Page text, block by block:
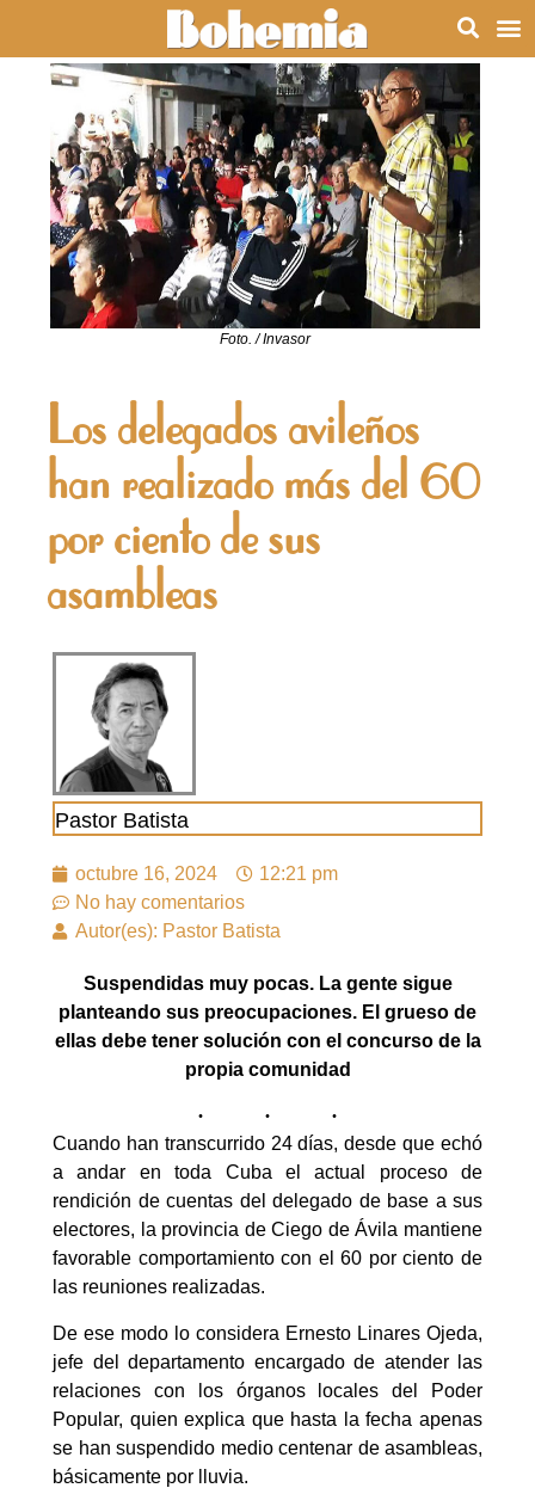
Foto. / Invasor
Los delegados avileños
han realizado más del 60
por ciento de sus
asambleas
Pastor Batista
octubre 16, 2024
12:21 pm
No hay comentarios
Autor(es): Pastor Batista
Suspendidas muy pocas. La gente sigue
planteando sus preocupaciones. El grueso de
ellas debe tener solución con el concurso de la
propia comunidad
Cuando han transcurrido 24 días, desde que echó
a andar en toda Cuba el actual proceso de
rendición de cuentas del delegado de base a sus
electores, la provincia de Ciego de Ávila mantiene
favorable comportamiento con el 60 por ciento de
las reuniones realizadas.
De ese modo lo considera Ernesto Linares Ojeda,
jefe del departamento encargado de atender las
relaciones con los órganos locales del Poder
Popular, quien explica que hasta la fecha apenas
se han suspendido medio centenar de asambleas,
básicamente por lluvia.